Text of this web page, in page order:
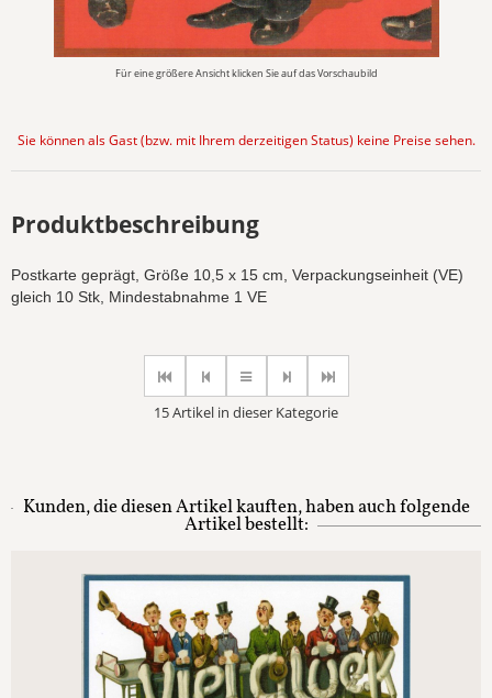
Für eine größere Ansicht klicken Sie auf das Vorschaubild
Sie können als Gast (bzw. mit Ihrem derzeitigen Status) keine Preise sehen.
Produktbeschreibung
Postkarte geprägt, Größe 10,5 x 15 cm, Verpackungseinheit (VE)
gleich 10 Stk, Mindestabnahme 1 VE
15 Artikel in dieser Kategorie
Kunden, die diesen Artikel kauften, haben auch folgende
Artikel bestellt: